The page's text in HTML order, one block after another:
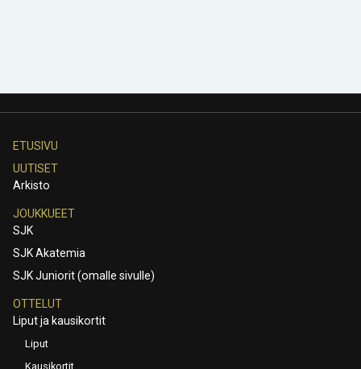
ETUSIVU
UUTISET
Arkisto
JOUKKUEET
SJK
SJK Akatemia
SJK Juniorit (omalle sivulle)
OTTELUT
Liput ja kausikortit
Liput
Kausikortit